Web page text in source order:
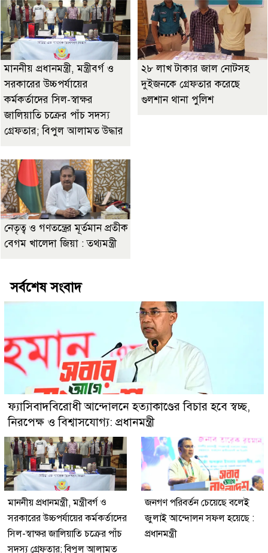
মাননীয় প্রধানমন্ত্রী, মন্ত্রীবর্গ ও
সরকারের উচ্চপর্যায়ের
কর্মকর্তাদের সিল-স্বাক্ষর
জালিয়াতি চক্রের পাঁচ সদস্য
গ্রেফতার; বিপুল আলামত উদ্ধার
২৮ লাখ টাকার জাল নোটসহ
দুইজনকে গ্রেফতার করেছে
গুলশান থানা পুলিশ
নেতৃত্ব ও গণতন্ত্রের মূর্তমান প্রতীক
বেগম খালেদা জিয়া : তথ্যমন্ত্রী
সর্বশেষ সংবাদ
ফ্যাসিবাদবিরোধী আন্দোলনে হত্যাকাণ্ডের বিচার হবে স্বচ্ছ,
নিরপেক্ষ ও বিশ্বাসযোগ্য: প্রধানমন্ত্রী
মাননীয় প্রধানমন্ত্রী, মন্ত্রীবর্গ ও
সরকারের উচ্চপর্যায়ের কর্মকর্তাদের
সিল-স্বাক্ষর জালিয়াতি চক্রের পাঁচ
সদস্য গ্রেফতার; বিপুল আলামত
জনগণ পরিবর্তন চেয়েছে বলেই
জুলাই আন্দোলন সফল হয়েছে :
প্রধানমন্ত্রী